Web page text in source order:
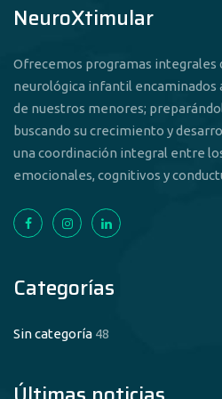
NeuroXtimular
Ofrecemos programas integrales
neurológica infantil encaminados
de nuestros menores;
buscando su crecimiento y
una coordinación integral entre
emocionales, cognitivos y
Categorías
Sin categoría 48